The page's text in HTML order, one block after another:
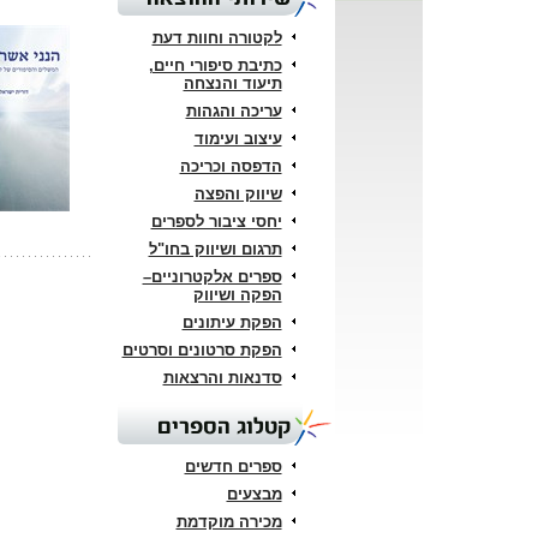
לקטורה וחוות דעת
כתיבת סיפורי חיים,
תיעוד והנצחה
עריכה והגהות
עיצוב ועימוד
הדפסה וכריכה
שיווק והפצה
יחסי ציבור לספרים
תרגום ושיווק בחו"ל
ספרים אלקטרוניים–
הפקה ושיווק
הפקת עיתונים
הפקת סרטונים וסרטים
סדנאות והרצאות
קטלוג הספרים
ספרים חדשים
מבצעים
מכירה מוקדמת